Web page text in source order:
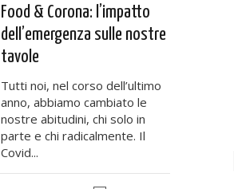
Food & Corona: l’impatto
dell’emergenza sulle nostre
tavole
Tutti noi, nel corso dell’ultimo
anno, abbiamo cambiato le
nostre abitudini, chi solo in
parte e chi radicalmente. Il
Covid...